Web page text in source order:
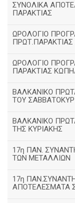
ΣΥΝΟΛΙΚΑ
ΠΑΡΑΚΤΙΑΣ
ΩΡΟΛΟΓΙΟ
ΩΡΟΛΟΓΙΟ
ΠΑΡΑΚΤΙΑΣ
ΒΑΛΚΑΝΙΚΟ
ΤΟΥ
ΒΑΛΚΑΝΙΚΟ
ΤΗΣ ΚΥΡΙΑΚΗΣ
17η ΠΑΝ.
ΤΩΝ ΜΕΤΑΛΛΙΩΝ
17η
ΑΠΟΤΕΛΕΣΜΑΤΑ